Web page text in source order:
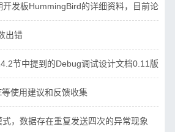
开发板HummingBird的详细资料，目前论坛
出错
节中提到的Debug调试设计文档0.11版（
使用建议和反馈收集
，数据存在重复发送四次的异常现象